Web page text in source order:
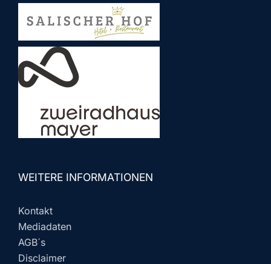
WEITERE INFORMATIONEN
Kontakt
Mediadaten
AGB´s
Disclaimer